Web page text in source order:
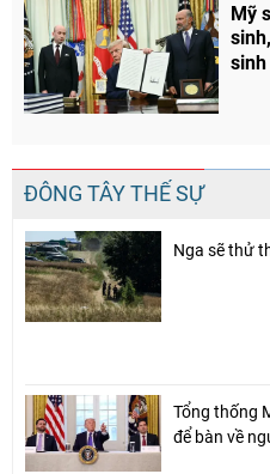
Mỹ
sinh
ĐÔNG TÂY THẾ SỰ
Nga sẽ thử
Tổng thống
để bàn về